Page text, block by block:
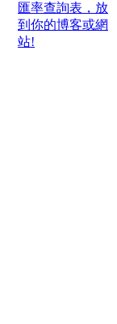
匯率查詢表，放
到你的博客或網
站!